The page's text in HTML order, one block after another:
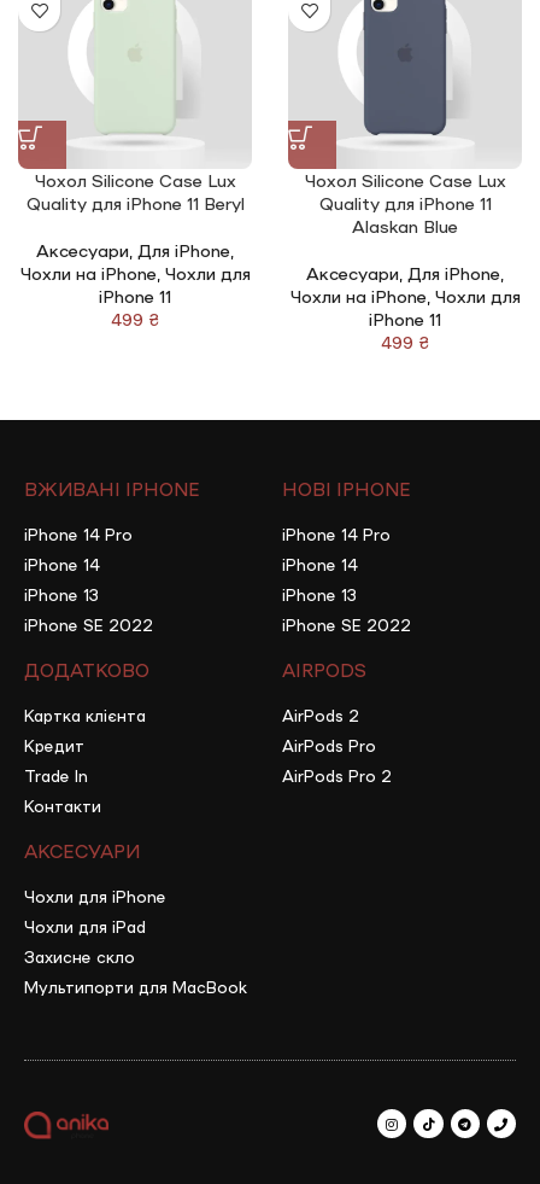
Чохол Silicone Сase Lux
Quality для iPhone 11 Beryl
Аксесуари Для iPhone
Чохли на iPhone, Чохли для
iPhone 11
₴
Чохол Silicone Сase Lux
Quality для iPhone 11
Alaskan Blue
Аксесуари Для iPhone
Чохли на iPhone, Чохли для
iPhone 11
₴
ВЖИВАНІ IPHONE
iPhone 14 Pro
iPhone 14
iPhone 13
iPhone SE 2022
НОВІ IPHONE
iPhone 14 Pro
iPhone 14
iPhone 13
iPhone SE 2022
ДОДАТКОВО
Картка клієнта
Кредит
Trade In
Контакти
AIRPODS
AirPods 2
AirPods Pro
AirPods Pro 2
АКСЕСУАРИ
Чохли для iPhone
Чохли для iPad
Захисне скло
Мультипорти для MacBook